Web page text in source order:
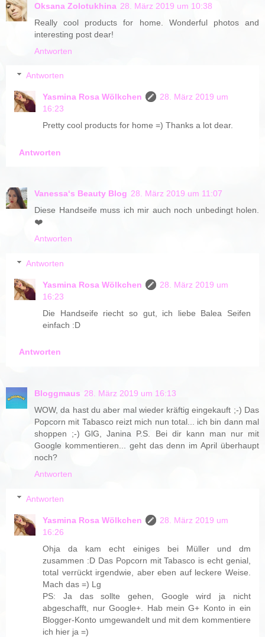
Oksana Zolotukhina 28. März 2019 um 10:38
Really cool products for home. Wonderful photos and
interesting post dear!
Antworten
Antworten
Yasmina Rosa Wölkchen
28. März 2019 um
16:23
Pretty cool products for home =) Thanks a lot dear.
Antworten
Vanessa‘s Beauty Blog 28. März 2019 um 11:07
Diese Handseife muss ich mir auch noch unbedingt holen.
❤️
Antworten
Antworten
Yasmina Rosa Wölkchen
28. März 2019 um
16:23
Die Handseife riecht so gut, ich liebe Balea Seifen
einfach :D
Antworten
Bloggmaus 28. März 2019 um 16:13
WOW, da hast du aber mal wieder kräftig eingekauft ;-) Das
Popcorn mit Tabasco reizt mich nun total... ich bin dann mal
shoppen ;-) GlG, Janina P.S. Bei dir kann man nur mit
Google kommentieren... geht das denn im April überhaupt
noch?
Antworten
Antworten
Yasmina Rosa Wölkchen
28. März 2019 um
16:26
Ohja da kam echt einiges bei Müller und dm
zusammen :D Das Popcorn mit Tabasco is echt genial,
total verrückt irgendwie, aber eben auf leckere Weise.
Mach das =) Lg
PS: Ja das sollte gehen, Google wird ja nicht
abgeschafft, nur Google+. Hab mein G+ Konto in ein
Blogger-Konto umgewandelt und mit dem kommentiere
ich hier ja =)